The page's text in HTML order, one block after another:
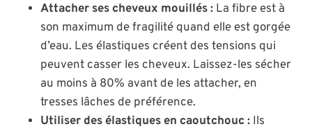
Attacher ses cheveux mouillés : La fibre est à
son maximum de fragilité quand elle est gorgée
d’eau. Les élastiques créent des tensions qui
peuvent casser les cheveux. Laissez-les sécher
au moins à 80% avant de les attacher, en
tresses lâches de préférence.
Utiliser des élastiques en caoutchouc : Ils